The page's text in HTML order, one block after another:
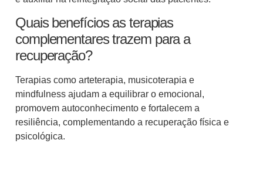
Quais benefícios as terapias
complementares trazem para a
recuperação?
Terapias como arteterapia, musicoterapia e
mindfulness ajudam a equilibrar o emocional,
promovem autoconhecimento e fortalecem a
resiliência, complementando a recuperação física e
psicológica.